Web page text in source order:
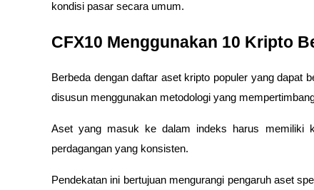
kondisi pasar secara umum.
CFX10 Menggunakan 10 Kripto
Berbeda dengan daftar aset kripto populer yang dapat
disusun menggunakan metodologi yang
Aset yang masuk ke dalam indeks harus memiliki
perdagangan yang konsisten.
Pendekatan ini bertujuan mengurangi pengaruh aset